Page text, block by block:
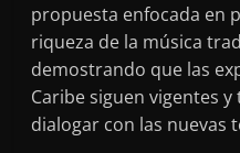
propuesta enfocada en
riqueza de la música
demostrando que las
Caribe siguen vigentes
dialogar con las nuevas